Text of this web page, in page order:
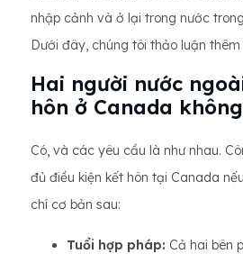
nhập cảnh và ở lại trong nước
Dưới đây, chúng tôi thảo luận
Hai người nước
hôn ở Canada
Có, và các yêu cầu là như nhau.
đủ điều kiện kết hôn tại Canada
chí cơ bản sau:
Tuổi hợp pháp: Cả hai bên